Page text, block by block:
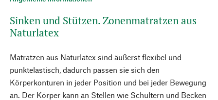
Sinken und Stützen. Zonenmatratzen aus
Naturlatex
Matratzen aus Naturlatex sind äußerst flexibel und
punktelastisch, dadurch passen sie sich den
Körperkonturen in jeder Position und bei jeder Bewegung
an. Der Körper kann an Stellen wie Schultern und Becken